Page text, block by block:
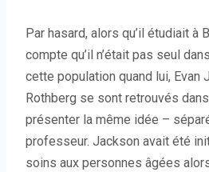
Par hasard, alors qu’il étudiait à
compte qu’il n’était pas seul
cette population quand lui, Evan
Rothberg se sont retrouvés
présenter la même idée –
professeur. Jackson avait été
soins aux personnes âgées